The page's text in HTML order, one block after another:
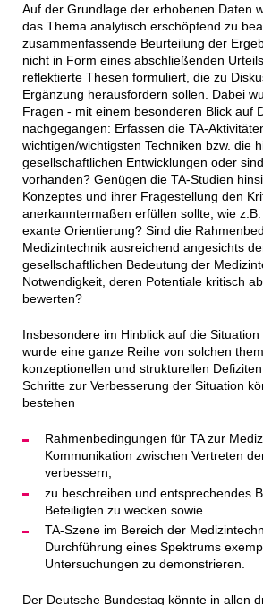
Auf der Grundlage der erhobenen Daten
das Thema analytisch erschöpfend zu
zusammenfassende Beurteilung der
nicht in Form eines abschließenden
reflektierte Thesen formuliert, die zu
Ergänzung herausfordern sollen. Dabei
Fragen - mit einem besonderen Blick auf
nachgegangen: Erfassen die TA-
wichtigen/wichtigsten Techniken bzw. die
gesellschaftlichen Entwicklungen oder
vorhanden? Genügen die TA-Studien
Konzeptes und ihrer Fragestellung den
anerkanntermaßen erfüllen sollte, wie
exante Orientierung? Sind die
Medizintechnik ausreichend angesichts
gesellschaftlichen Bedeutung der
Notwendigkeit, deren Potentiale kritisch
bewerten?
Insbesondere im Hinblick auf die
wurde eine ganze Reihe von solchen
konzeptionellen und strukturellen
Schritte zur Verbesserung der Situation
bestehen
Rahmenbedingungen für TA zur
Kommunikation zwischen Vertreten
verbessern,
zu beschreiben und entsprechendes
Beteiligten zu wecken sowie
TA-Szene im Bereich der
Durchführung eines Spektrums
Untersuchungen zu demonstrieren.
Der Deutsche Bundestag könnte in allen